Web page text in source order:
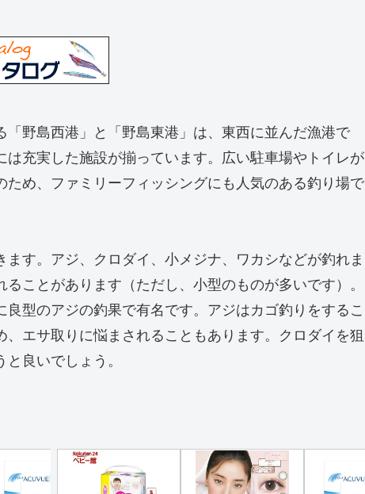
野島西港」と「野島東港」は、東西に並んだ漁港で
充実した施設が揃っています。広い駐車場やトイレが
め、ファミリーフィッシングにも人気のある釣り場で
す。アジ、クロダイ、小メジナ、ワカシなどが釣れま
ことがあります（ただし、小型のものが多いです）。
型のアジの釣果で有名です。アジはカゴ釣りをするこ
エサ取りに悩まされることもあります。クロダイを狙
良いでしょう。